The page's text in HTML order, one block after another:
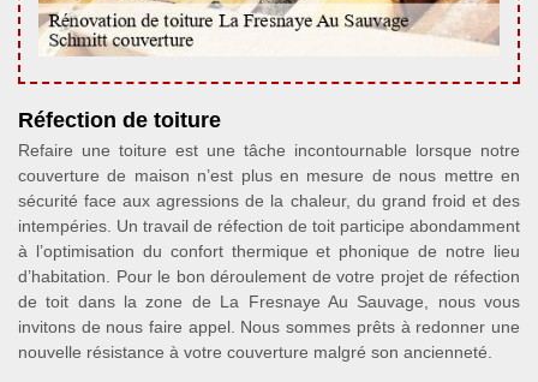
Réfection de toiture
Refaire une toiture est une tâche incontournable lorsque notre
couverture de maison n’est plus en mesure de nous mettre en
sécurité face aux agressions de la chaleur, du grand froid et des
intempéries. Un travail de réfection de toit participe abondamment
à l’optimisation du confort thermique et phonique de notre lieu
d’habitation. Pour le bon déroulement de votre projet de réfection
de toit dans la zone de La Fresnaye Au Sauvage, nous vous
invitons de nous faire appel. Nous sommes prêts à redonner une
nouvelle résistance à votre couverture malgré son ancienneté.